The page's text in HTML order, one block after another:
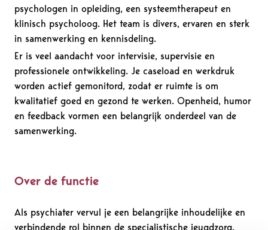
psychologen in opleiding, een systeemtherapeut en
klinisch psycholoog. Het team is divers, ervaren en sterk
in samenwerking en kennisdeling.
Er is veel aandacht voor intervisie, supervisie en
professionele ontwikkeling. Je caseload en werkdruk
worden actief gemonitord, zodat er ruimte is om
kwalitatief goed en gezond te werken. Openheid, humor
en feedback vormen een belangrijk onderdeel van de
samenwerking.
Over de functie
Als psychiater vervul je een belangrijke inhoudelijke en
verbindende rol binnen de specialistische jeugdzorg.